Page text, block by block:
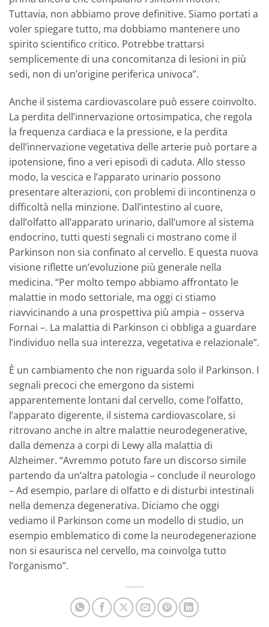
Tuttavia, non abbiamo prove definitive. Siamo portati a
voler spiegare tutto, ma dobbiamo mantenere uno
spirito scientifico critico. Potrebbe trattarsi
semplicemente di una concomitanza di lesioni in più
sedi, non di un’origine periferica univoca”.
Anche il sistema cardiovascolare può essere coinvolto.
La perdita dell’innervazione ortosimpatica, che regola
la frequenza cardiaca e la pressione, e la perdita
dell’innervazione vegetativa delle arterie può portare a
ipotensione, fino a veri episodi di caduta. Allo stesso
modo, la vescica e l’apparato urinario possono
presentare alterazioni, con problemi di incontinenza o
difficoltà nella minzione. Dall’intestino al cuore,
dall’olfatto all’apparato urinario, dall’umore al sistema
endocrino, tutti questi segnali ci mostrano come il
Parkinson non sia confinato al cervello. E questa nuova
visione riflette un’evoluzione più generale nella
medicina. “Per molto tempo abbiamo affrontato le
malattie in modo settoriale, ma oggi ci stiamo
riavvicinando a una prospettiva più ampia – osserva
Fornai –. La malattia di Parkinson ci obbliga a guardare
l’individuo nella sua interezza, vegetativa e relazionale”.
È un cambiamento che non riguarda solo il Parkinson. I
segnali precoci che emergono da sistemi
apparentemente lontani dal cervello, come l’olfatto,
l’apparato digerente, il sistema cardiovascolare, si
ritrovano anche in altre malattie neurodegenerative,
dalla demenza a corpi di Lewy alla malattia di
Alzheimer. “Avremmo potuto fare un discorso simile
partendo da un’altra patologia – conclude il neurologo
– Ad esempio, parlare di olfatto e di disturbi intestinali
nella demenza degenerativa. Diciamo che oggi
vediamo il Parkinson come un modello di studio, un
esempio emblematico di come la neurodegenerazione
non si esaurisca nel cervello, ma coinvolga tutto
l’organismo”.